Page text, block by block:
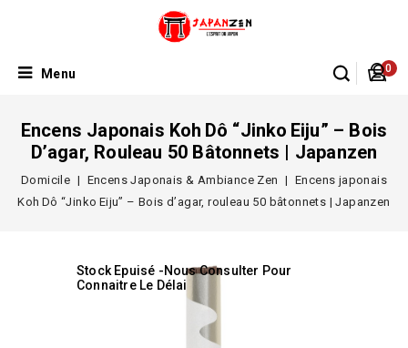
0
Menu
Encens Japonais Koh Dô “Jinko Eiju” – Bois
D’agar, Rouleau 50 Bâtonnets | Japanzen
Domicile Encens Japonais & Ambiance Zen
Encens japonais
Koh Dô “Jinko Eiju” – Bois d’agar, rouleau 50 bâtonnets | Japanzen
Stock Epuisé -Nous Consulter Pour
Connaitre Le Délai